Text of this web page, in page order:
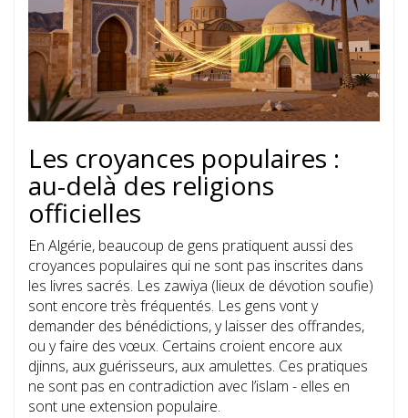
Les croyances populaires :
au-delà des religions
officielles
En Algérie, beaucoup de gens pratiquent aussi des
croyances populaires qui ne sont pas inscrites dans
les livres sacrés. Les zawiya (lieux de dévotion soufie)
sont encore très fréquentés. Les gens vont y
demander des bénédictions, y laisser des offrandes,
ou y faire des vœux. Certains croient encore aux
djinns, aux guérisseurs, aux amulettes. Ces pratiques
ne sont pas en contradiction avec l’islam - elles en
sont une extension populaire.